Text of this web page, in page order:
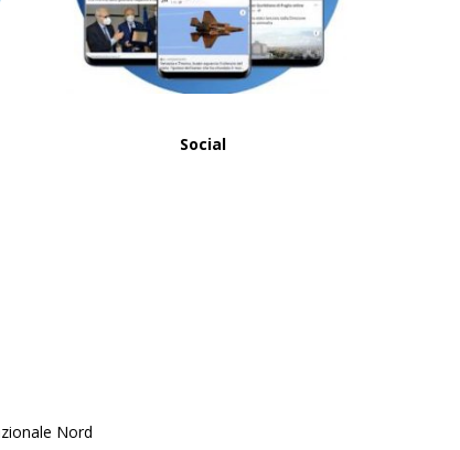
Social
Nord